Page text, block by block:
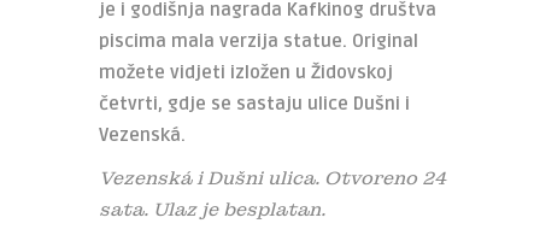
je i godišnja nagrada Kafkinog društva
piscima mala verzija statue. Original
možete vidjeti izložen u Židovskoj
četvrti, gdje se sastaju ulice Dušni i
Vezenská.
Vezenská i Dušni ulica. Otvoreno 24
sata. Ulaz je besplatan.